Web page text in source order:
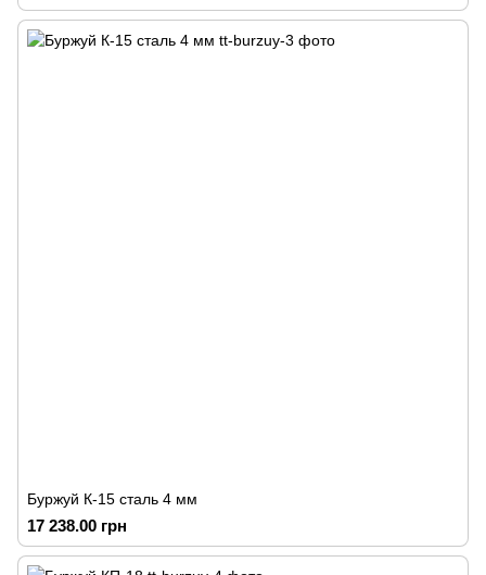
Буржуй К-15 сталь 4 мм
17 238.00 грн